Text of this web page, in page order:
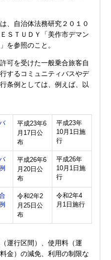
、自治体法務研究２０１０
ＳＴＵＤＹ「美作市デマン
を参照のこと。
可を受けた一般乗合旅客自
するコミュニティバスやデ
条例としては、例えば、以
平成23年6
月17日公
布
平成23年
10月1日施
行
平成26年6
月20日公
布
平成26年
10月1日施
行
令和2年2
月25日公
布
令和2年4
月1日施行
運行区間）、使用料（運
金）の減免、利用の制限な